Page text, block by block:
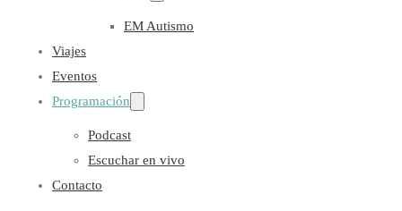
EM Autismo
Viajes
Eventos
Programación
Podcast
Escuchar en vivo
Contacto